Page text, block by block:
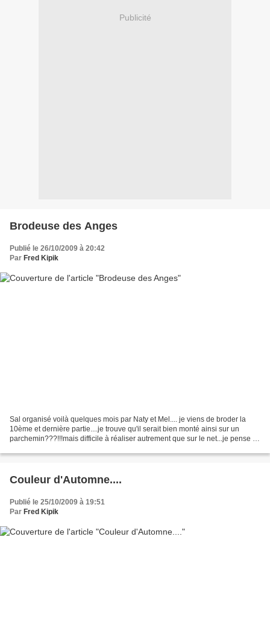
Publicité
Brodeuse des Anges
Publié le 26/10/2009 à 20:42
Par Fred Kipik
Sal organisé voilà quelques mois par Naty et Mel.... je viens de broder la
10ème et dernière partie....je trouve qu'il serait bien monté ainsi sur un
parchemin???!!!mais difficile à réaliser autrement que sur le net...je pense le
Couleur d'Automne....
Publié le 25/10/2009 à 19:51
Par Fred Kipik